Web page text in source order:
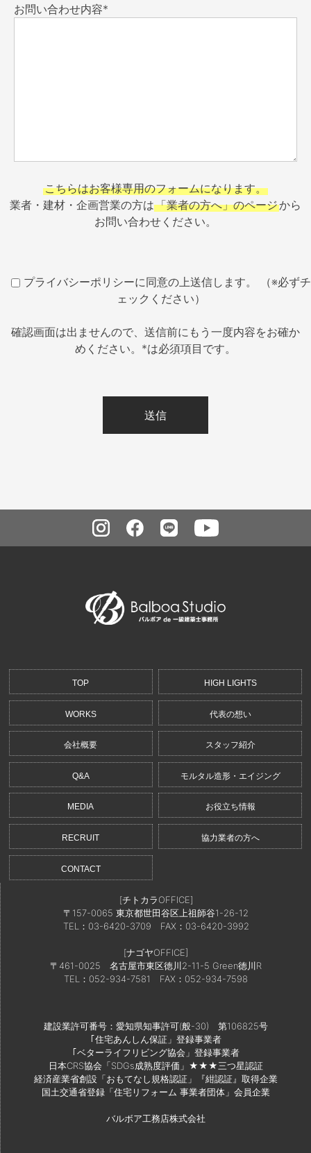
お問い合わせ内容*
こちらはお客様専用のフォームになります。
業者・建材・企画営業の方は「業者の方へ」のページから
お問い合わせください。
プライバシーポリシーに同意の上送信します。 （※必ずチ
ェックください）
確認画面は出ませんので、送信前にもう一度内容をお確か
めください。*は必須項目です。
TOP HIGH LIGHTS
WORKS 代表の想い
会社概要 スタッフ紹介
Q&A モルタル造形・エイジング
MEDIA お役立ち情報
RECRUIT 協力業者の方へ
CONTACT
[チトカラOFFICE]
〒157-0065 東京都世田谷区上祖師谷1-26-12
TEL：03-6420-3709 FAX：03-6420-3992
[ナゴヤOFFICE]
〒461-0025 名古屋市東区徳川2-11-5 Green徳川R
TEL：052-934-7581
FAX：052-934-7598
建設業許可番号：愛知県知事許可(般-30) 第106825号
｢住宅あんしん保証」登録事業者
｢ベターライフリビング協会」登録事業者
日本CRS協会「SDGs成熟度評価」★★★三つ星認証
経済産業省創設「おもてなし規格認証」『紺認証』取得企業
国土交通省登録「住宅リフォーム 事業者団体」会員企業
バルボア工務店株式会社